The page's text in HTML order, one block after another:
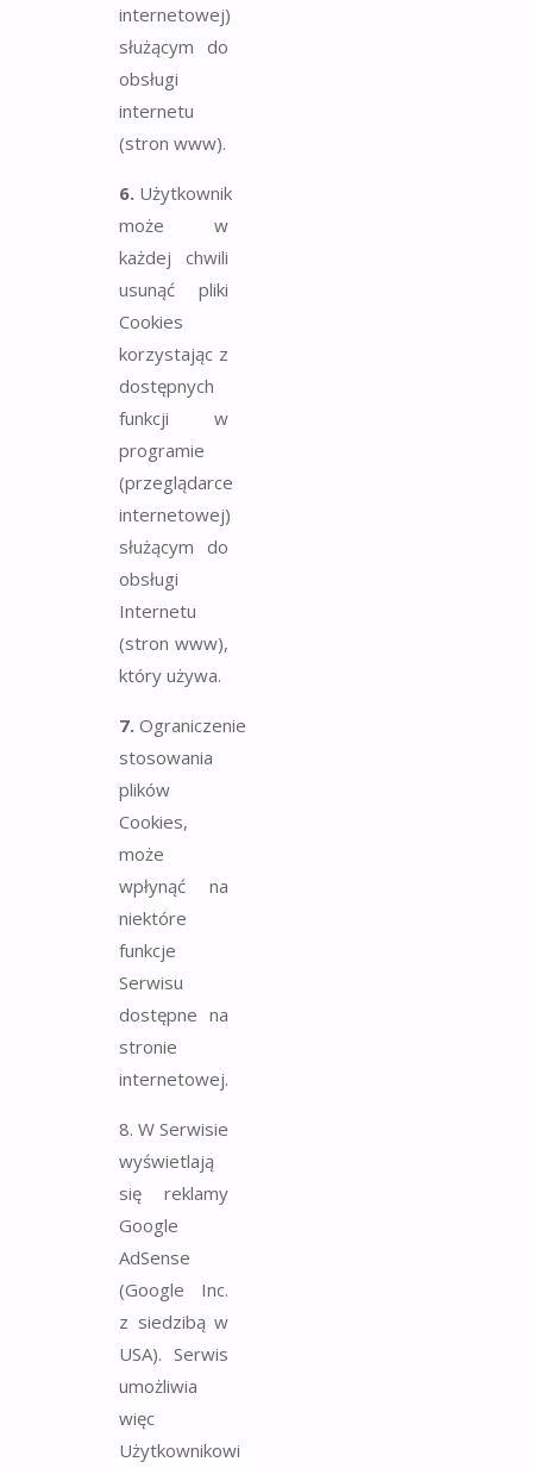
internetowej)
służącym do
obsługi
internetu
(stron www).
6. Użytkownik
może w
każdej chwili
usunąć pliki
Cookies
korzystając z
dostępnych
funkcji w
programie
(przeglądarce
internetowej)
służącym do
obsługi
Internetu
(stron www),
który używa.
7. Ograniczenie
stosowania
plików
Cookies,
może
wpłynąć na
niektóre
funkcje
Serwisu
dostępne na
stronie
internetowej.
8. W Serwisie
wyświetlają
się reklamy
Google
AdSense
(Google Inc.
z siedzibą w
USA). Serwis
umożliwia
więc
Użytkownikowi